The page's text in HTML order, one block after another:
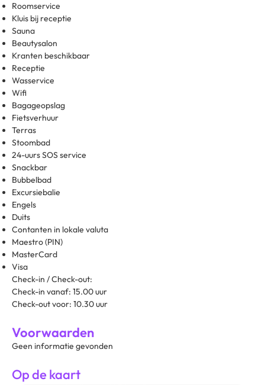
Roomservice
Kluis bij receptie
Sauna
Beautysalon
Kranten beschikbaar
Receptie
Wasservice
Wifi
Bagageopslag
Fietsverhuur
Terras
Stoombad
24-uurs SOS service
Snackbar
Bubbelbad
Excursiebalie
Engels
Duits
Contanten in lokale valuta
Maestro (PIN)
MasterCard
Visa
Check-in / Check-out:
Check-in vanaf: 15.00 uur
Check-out voor: 10.30 uur
Voorwaarden
Geen informatie gevonden
Op de kaart